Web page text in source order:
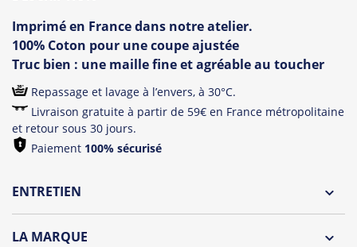
Imprimé en France dans notre atelier.
100% Coton pour une coupe ajustée
Truc bien : une maille fine et agréable au toucher
Repassage et lavage à l’envers, à 30°C.
Livraison gratuite à partir de 59€ en France métropolitaine
et retour sous 30 jours.
Paiement 100% sécurisé
ENTRETIEN
LA MARQUE